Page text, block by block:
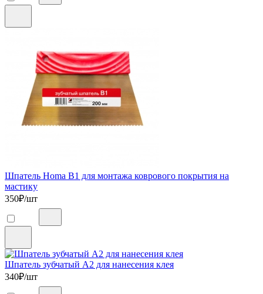
Шпатель Homa B1 для монтажа коврового покрытия на
мастику
350₽/шт
Шпатель зубчатый А2 для нанесения клея
340₽/шт